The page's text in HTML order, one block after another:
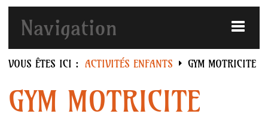
Navigation
Accueil
Activités Enfants
VOUS ÊTES ICI : ACTIVITÉS ENFANTS GYM MOTRICITE
GYM MOTRICITE